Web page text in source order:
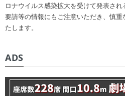
ロナウイルス感染拡大を受けて発表さ
要請等の情報にもご注意いただき、慎
たします。
ADS